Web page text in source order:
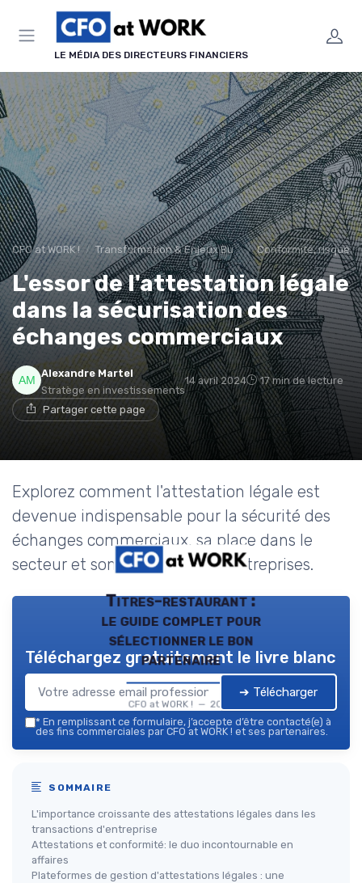
LE MÉDIA DES DIRECTEURS FINANCIERS
CFO at WORK ! Transformation & Enjeux Business Conformité, risques
L'essor de l'attestation légale
dans la sécurisation des
échanges commerciaux
Alexandre Martel
Stratège en investissements
14 avril 2024 17 min de lecture
Partager cette page
Explorez comment l'attestation légale est
devenue indispensable pour la sécurité des
échanges commerciaux, sa place dans le
secteur et son impact sur les entreprises.
Titres-restaurant :
le guide complet pour
sélectionner le bon
partenaire
CFO at WORK ! — 2026
Téléchargez gratuitement le livre blanc
➔ Télécharger
* En remplissant ce formulaire, j’accepte d’être contacté(e) à
des fins commerciales par CFO at WORK ! et ses partenaires.
SOMMAIRE
L'importance croissante des attestations légales dans les
transactions d'entreprise
Attestations et conformité: le duo incontournable en
affaires
Plateformes de gestion d'attestations légales : une
Panneau de gestion des cookies